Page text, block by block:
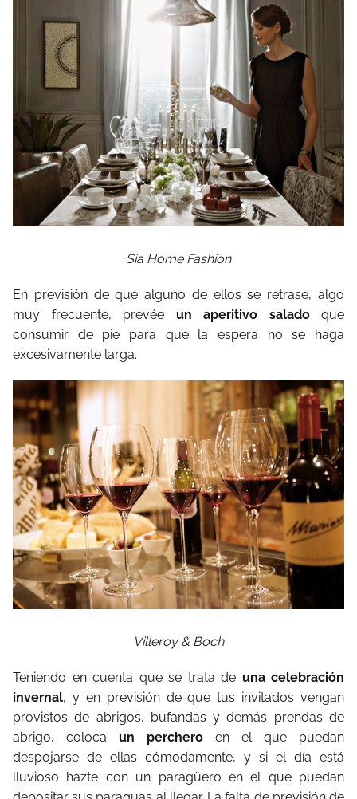
Sia Home Fashion
En previsión de que alguno de ellos se retrase, algo
muy frecuente, prevée un aperitivo saladoque
consumir de pie para que la espera no se haga
excesivamente larga.
Villeroy & Boch
Teniendo en cuenta que se trata de una celebración
invernal, y en previsión de que tus invitados vengan
provistos de abrigos, bufandas y demás prendas de
abrigo, coloca un perchero en el que puedan
despojarse de ellas cómodamente, y si el día está
lluvioso hazte con un paragüero en el que puedan